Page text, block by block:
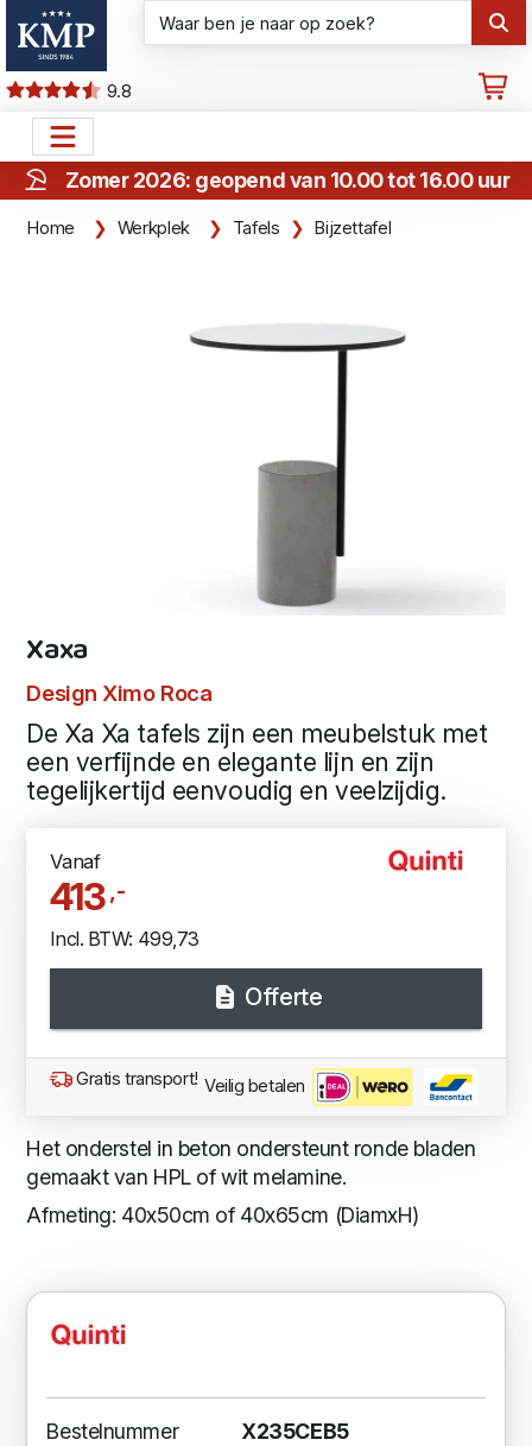
9.8
Zomer 2026: geopend van 10.00 tot 16.00 uur
Home Werkplek Tafels Bijzettafel
Xaxa
Design Ximo Roca
De Xa Xa tafels zijn een meubelstuk met
een verfijnde en elegante lijn en zijn
tegelijkertijd eenvoudig en veelzijdig.
Vanaf
413,-
Incl. BTW: 499,73
Offerte
Gratis transport! Veilig betalen
Het onderstel in beton ondersteunt ronde bladen
gemaakt van HPL of wit melamine.
Afmeting: 40x50cm of 40x65cm (DiamxH)
Bestelnummer
X235CEB5